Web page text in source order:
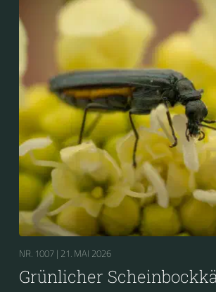
NR. 1007 | 21. MAI 2026
Grünlicher